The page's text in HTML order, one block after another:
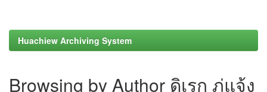
Huachiew Archiving System
Browsing by Author ดิเรก ภู่แจ้ง